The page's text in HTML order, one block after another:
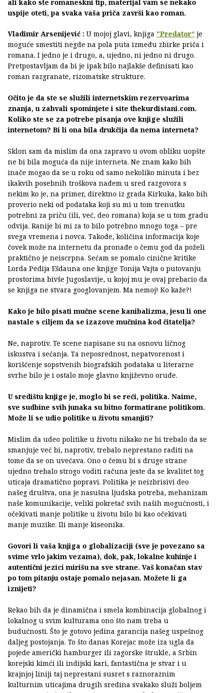
ali kako ste romaneskni tip, materijal vam se nekako
uspije oteti, pa svaka vaša priča završi kao roman.
Vladimir Arsenijević : U mojoj glavi, knjiga "Predator“ je
moguće smestiti negde na pola puta između zbirke priča i
romana. I jedno je i drugo, a, ujedno, ni jedno ni drugo.
Pretpostavljam da bi je ipak bilo najlakše definisati kao
roman razgranate, rizomatske strukture.
Očito je da ste se služili internetskim rezervoarima
znanja, u zahvali spominjete i site thekurdistani.com.
Koliko ste se za potrebe pisanja ove knjige služili
internetom? Bi li ona bila drukčija da nema interneta?
Sklon sam da mislim da ona zapravo u ovom obliku uopšte
ne bi bila moguća da nije interneta. Ne znam kako bih
inače mogao da se u roku od samo nekoliko minuta i bez
ikakvih posebnih troškova nađem u sred razgovora s
nekim ko je, na primer, direktno iz grada Kirkuka, kako bih
proverio neki od podataka koji su mi u tom trenutku
potrebni za priču (ili, već, deo romana) koja se u tom gradu
odvija. Ranije bi mi za to bilo potrebno mnogo toga – pre
svega vremena i novca. Takođe, količina informacija koje
čovek može na internetu da pronađe o čemu god da poželi
praktično je neiscrpna. Sećam se pomalo cinične kritike
Lorda Pedija Ešdauna one knjige Tonija Vajta o putovanju
prostorima bivše Jugoslavije, u kojoj mu je ovaj prebacio da
se knjiga ne stvara googlovanjem. Ma nemoj! Ko kaže?!
Kako je bilo pisati mučne scene kanibalizma, jesu li one
nastale s ciljem da se izazove mučnina kod čitatelja?
Ne, naprotiv. Te scene napisane su na osnovu ličnog
iskustva i sećanja. Ta neposrednost, nepatvorenost i
korišćenje sopstvenih biografskih podataka u literarne
svrhe bilo je i ostalo moje glavno književno oruđe.
U središtu knjige je, moglo bi se reći, politika. Naime,
sve sudbine svih junaka su bitno formatirane politikom.
Može li se udio politike u životu smanjiti?
Mislim da udeo politike u životu nikako ne bi trebalo da se
smanjuje već bi, naprotiv, trebalo neprestano raditi na
tome da se on uvećava. Ono o čemu bi s druge strane
ujedno trebalo strogo voditi računa jeste da se kvalitet tog
uticaja dramatično popravi. Politika je neizbrisivi deo
našeg društva, ona je nasušna ljudska potreba, mehanizam
naše komunikacije, veliki pokretač svih naših mogućnosti, i
očekivati manje politike u životu bilo bi kao očekivati
manje muzike. Ili manje kiseonika.
Govori li vaša knjiga o globalizaciji (sve je povezano sa
svime vrlo jakim vezama), dok, pak, lokalne kuhinje i
autentični jezici mirišu na sve strane. Vaš konačan stav
po tom pitanju ostaje pomalo nejasan. Možete li ga
iznijeti?
Rekao bih da je dinamična i smela kombinacija globalnog i
lokalnog u svim kulturama ono što nam treba u
budućnosti. Što je gotovo jedina garancija našeg uspešnog
daljeg postojanja. To što danas Korejac može iza ugla da
pojede američki hamburger ili zagorske štrukle, a Srbin
korejski kimći ili indijski kari, fantastična je stvar i u
krajnjoj liniji taj neprestani susret s raznoraznim
kulturnim uticajima drugih sredina svakako služi boljem